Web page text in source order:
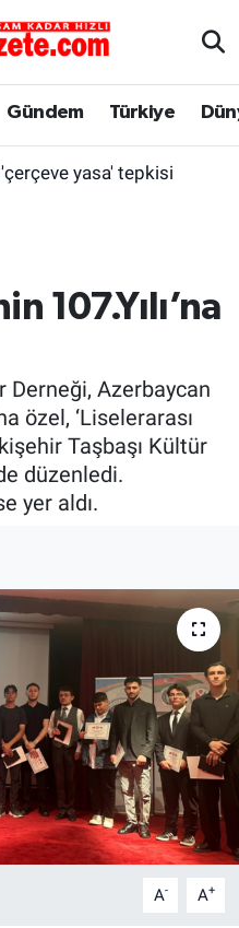
Gündem Türkiye
yasa' tepkisi
107.Yılı’na
Derneği, Azerbaycan
özel, ‘Liselerarası
Taşbaşı Kültür
düzenledi.
yer aldı.
A- A+
ve Fikstür